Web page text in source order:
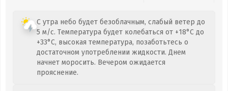
С утра небо будет безоблачным, слабый ветер до
5 м/с. Температура будет колебаться от +18°C до
+33°C, высокая температура, позаботьтесь о
достаточном употреблении жидкости. Днем
начнет моросить. Вечером ожидается
прояснение.